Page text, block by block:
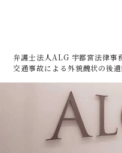
弁護士法人ALG 宇都宮法律事
交通事故による外貌醜状の後